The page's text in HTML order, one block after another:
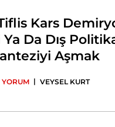
Kars
Da Dış
Aşmak
YORUM | VEYSEL KURT